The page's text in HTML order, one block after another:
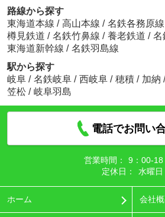
路線から探す
東海道本線 / 高山本線 / 名鉄各務原線
樽見鉄道 / 名鉄竹鼻線 / 養老鉄道 / 名
東海道新幹線 / 名鉄羽島線
駅から探す
岐阜 / 名鉄岐阜 / 西岐阜 / 穂積 / 加納 /
笠松 / 岐阜羽島
電話でお問い
営業時間：
9：
定休日：
水曜日
ホーム 会社